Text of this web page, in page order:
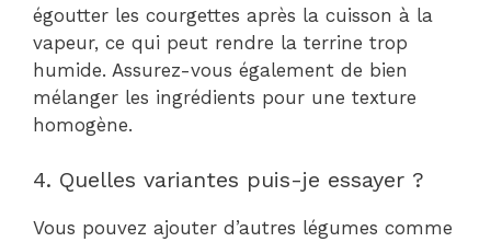
égoutter les courgettes après la cuisson à la
vapeur, ce qui peut rendre la terrine trop
humide. Assurez-vous également de bien
mélanger les ingrédients pour une texture
homogène.
4. Quelles variantes puis-je essayer ?
Vous pouvez ajouter d’autres légumes comme